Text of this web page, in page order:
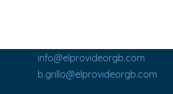
info@elprovideorgb.com
b.grillo@elprovideorgb.com